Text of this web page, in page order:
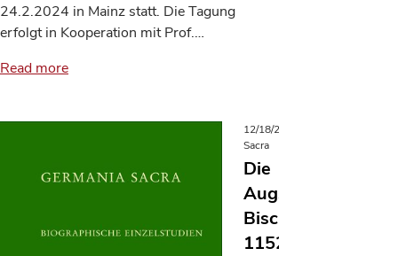
24.2.2024 in Mainz statt. Die Tagung
erfolgt in Kooperation mit Prof.…
Read more
12/18/2023
Sacra
Die
Augsburger
Bischöfe vor
1152